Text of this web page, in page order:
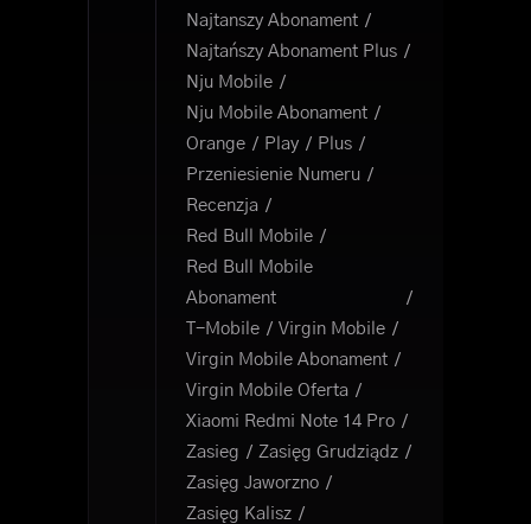
Najtanszy Abonament
Najtańszy Abonament Plus
Nju Mobile
Nju Mobile Abonament
Orange
Play
Plus
Przeniesienie Numeru
Recenzja
Red Bull Mobile
Red Bull Mobile
Abonament
T-Mobile
Virgin Mobile
Virgin Mobile Abonament
Virgin Mobile Oferta
Xiaomi Redmi Note 14 Pro
Zasieg
Zasięg Grudziądz
Zasięg Jaworzno
Zasięg Kalisz